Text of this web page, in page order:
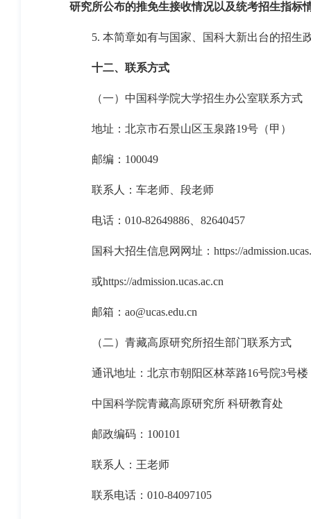
研究所公布的推免生接收情况以及统考招生指标
5. 本简章如有与国家、国科大新出台的招生
十二、联系方式
（一）中国科学院大学招生办公室联系方式
地址：北京市石景山区玉泉路19号（甲）
邮编： 100049
联系人：车老师、段老师
电话： 010-82649886 82640457
国科大招生信息网网址： https://
或https://admission.ucas.ac.cn
邮箱： ao@ucas.edu.cn
（二）青藏高原研究所招生部门联系方式
通讯地址：北京市朝阳区林萃路16号院3号楼
中国科学院青藏高原研究所 科研教育处
邮政编码： 100101
联系人：王老师
联系电话： 010-84097105